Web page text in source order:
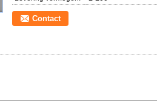
Contact